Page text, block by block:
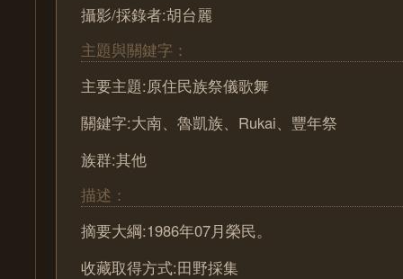
攝影/採錄者:胡台麗
主題與關鍵字：
主要主題:原住民族祭儀歌舞
關鍵字:大南、魯凱族、Rukai、豐年祭
族群:其他
描述：
摘要大綱:1986年07月榮民。
收藏取得方式:田野採集